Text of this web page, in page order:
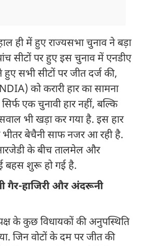
ही में हुए राज्यसभा चुनाव ने बड़ा
सीटों पर हुए इस चुनाव में एनडीए
हुए सभी सीटों पर जीत दर्ज की,
को करारी हार का सामना
एक चुनावी हार नहीं, बल्कि
सवाल भी खड़ा कर गया है. इस हार
बेचैनी साफ नजर आ रही है.
के बीच तालमेल और
बहस शुरू हो गई है.
गैर-हाजिरी और अंदरूनी
के कुछ विधायकों की अनुपस्थिति
जिन वोटों के दम पर जीत की